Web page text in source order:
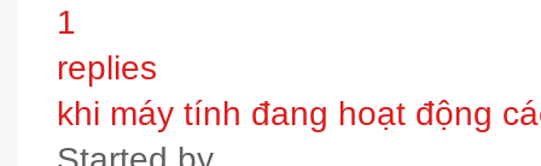
1
replies
khi máy tính đang hoạt động